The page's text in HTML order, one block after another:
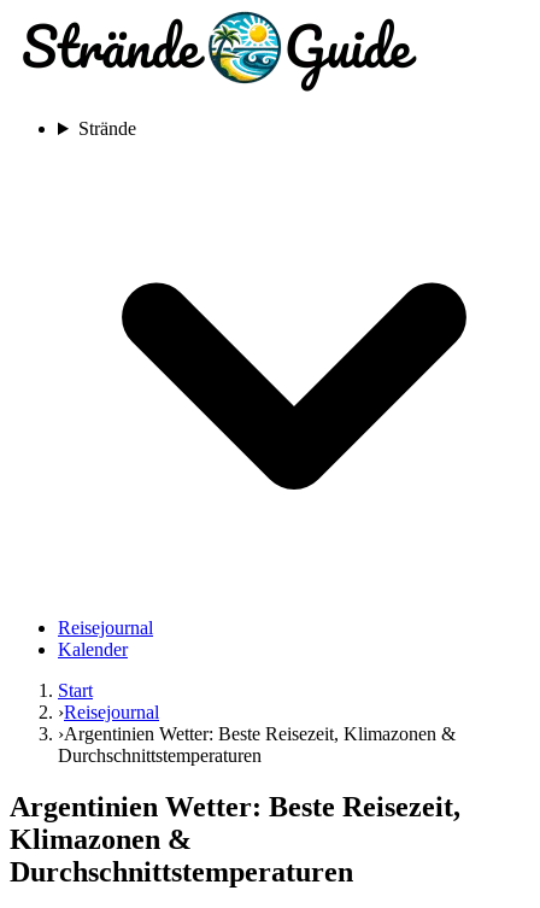
Strände
Reisejournal
Kalender
Start
›Reisejournal
›Argentinien Wetter: Beste Reisezeit, Klimazonen &
Durchschnittstemperaturen
Argentinien Wetter: Beste Reisezeit,
Klimazonen &
Durchschnittstemperaturen